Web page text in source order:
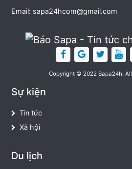
Email: sapa24hcom@gmail.com
Copyright © 2022 Sapa24h.
Sự kiện
Tin tức
Xã hội
Du lịch